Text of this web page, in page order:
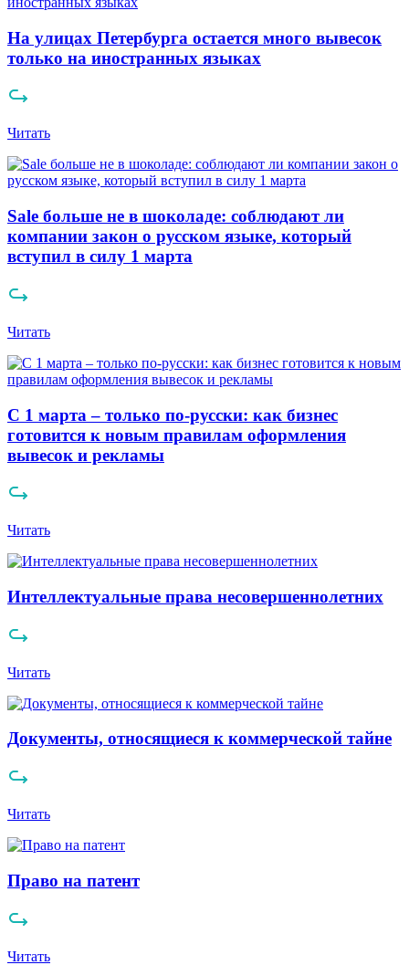
На улицах Петербурга остается много вывесок
только на иностранных языках
Читать
Sale больше не в шоколаде: соблюдают ли
компании закон о русском языке, который
вступил в силу 1 марта
Читать
С 1 марта – только по-русски: как бизнес
готовится к новым правилам оформления
вывесок и рекламы
Читать
Интеллектуальные права несовершеннолетних
Читать
Документы, относящиеся к коммерческой тайне
Читать
Право на патент
Читать